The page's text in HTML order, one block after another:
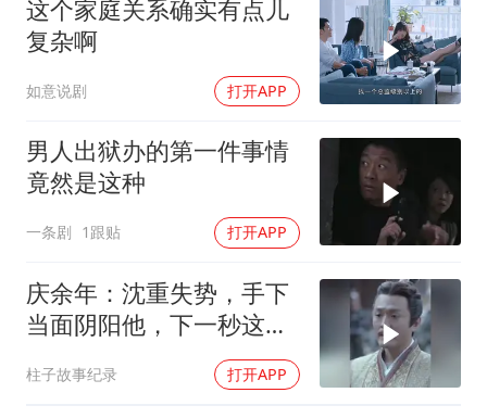
酒店回应车内过夜被收150元
商场现钱学森巨幅海报 负责人回应
杭州全市有序停课
乐享全民健身 共筑健康中国
这个家庭关系确实有点儿
复杂啊
如意说剧 打开APP
男人出狱办的第一件事情
竟然是这种
一条剧 1跟贴 打开APP
庆余年：沈重失势，手下
当面阴阳他，下一秒这幕
柱子故事纪录 打开APP